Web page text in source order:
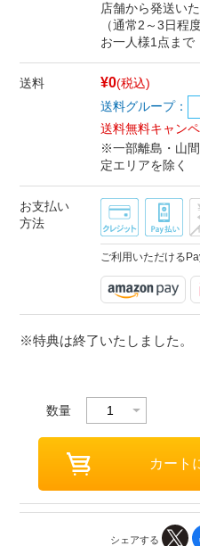
店舗から発送い
（通常2～3日程
お一人様1点まで
送料 ¥0(税込)
送料グループ：
送料無料キャン
※一部離島・山
定エリアを除く
お支払い
方法
ご利用いただける
※特典は終了いたしました。
数量
シェアする